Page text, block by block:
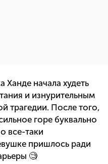
Ханде начала худеть
и изнурительным
трагедии. После того,
горе буквально
все-таки
пришлось ради
🧐